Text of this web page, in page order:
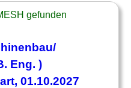
gefunden
/
Eng. )
01.10.2027